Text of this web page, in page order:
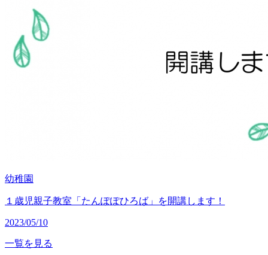
幼稚園
１歳児親子教室「たんぽぽひろば」を開講します！
2023/05/10
一覧を見る